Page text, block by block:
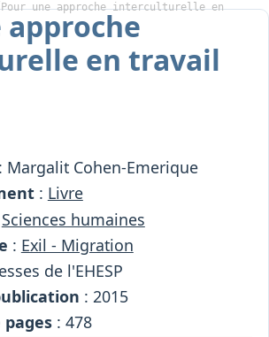
Pour une approche interculturelle en
en travail
Cohen-Emerique
: Livre
Sciences humaines
: Exil - Migration
de l'EHESP
: 2015
: 478